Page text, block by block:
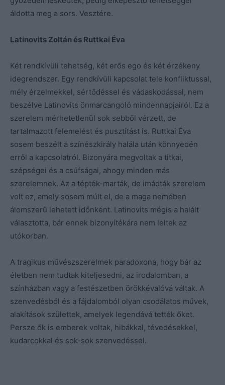
áldotta meg a sors. Vesztére.
Latinovits Zoltán és Ruttkai Éva
Két rendkívüli tehetség, két erős ego és két érzékeny
idegrendszer. Egy rendkívüli kapcsolat tele konfliktussal,
mély érzelmekkel, sértődéssel és vádaskodással, nem
beszélve Latinovits önmarcangoló mindennapjairól. Ez a
szerelem mérhetetlenül sok sebből vérzett, de
tartalmazott felemelést és pusztítást is. Ruttkai Éva
sosem beszélt a színészkirály halála után könnyedén
erről a kapcsolatról. Bizonyára megvoltak a titkai,
szépségei és a csúfságai, ahogy minden más
szerelemnek. Az a tépték-marták, de imádták szerelem
volt ez, amely sosem múlt el, de a maga nemében
álomszerű lehetett időnként. Latinovits mégis a halált
választotta, bár ennek bizonyítékára nem leltek az
utókorban.
A tragikus művészszerelmek paradoxona, hogy bár az
életben nem tudtak kiteljesedni, az irodalomban, a
színházban vagy a festészetben örökkévalóvá váltak. A
szenvedésből és a fájdalomból olyan csodálatos művek,
alakítások születtek, amelyek legendává tették őket.
Persze ők is emberek voltak, hibákkal, tévedésekkel,
kudarcokkal és sok-sok szenvedéssel.